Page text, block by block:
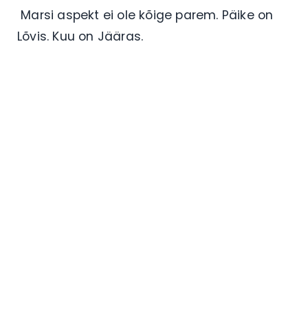
Marsi aspekt ei ole kõige parem. Päike on
Lõvis. Kuu on Jääras.